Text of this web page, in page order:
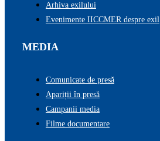
Arhiva exilului
Evenimente IICCMER despre exil
MEDIA
Comunicate de presă
Apariții în presă
Campanii media
Filme documentare